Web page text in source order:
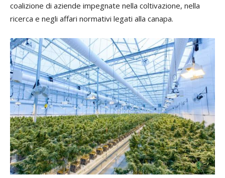
coalizione di aziende impegnate nella coltivazione, nella
ricerca e negli affari normativi legati alla canapa.